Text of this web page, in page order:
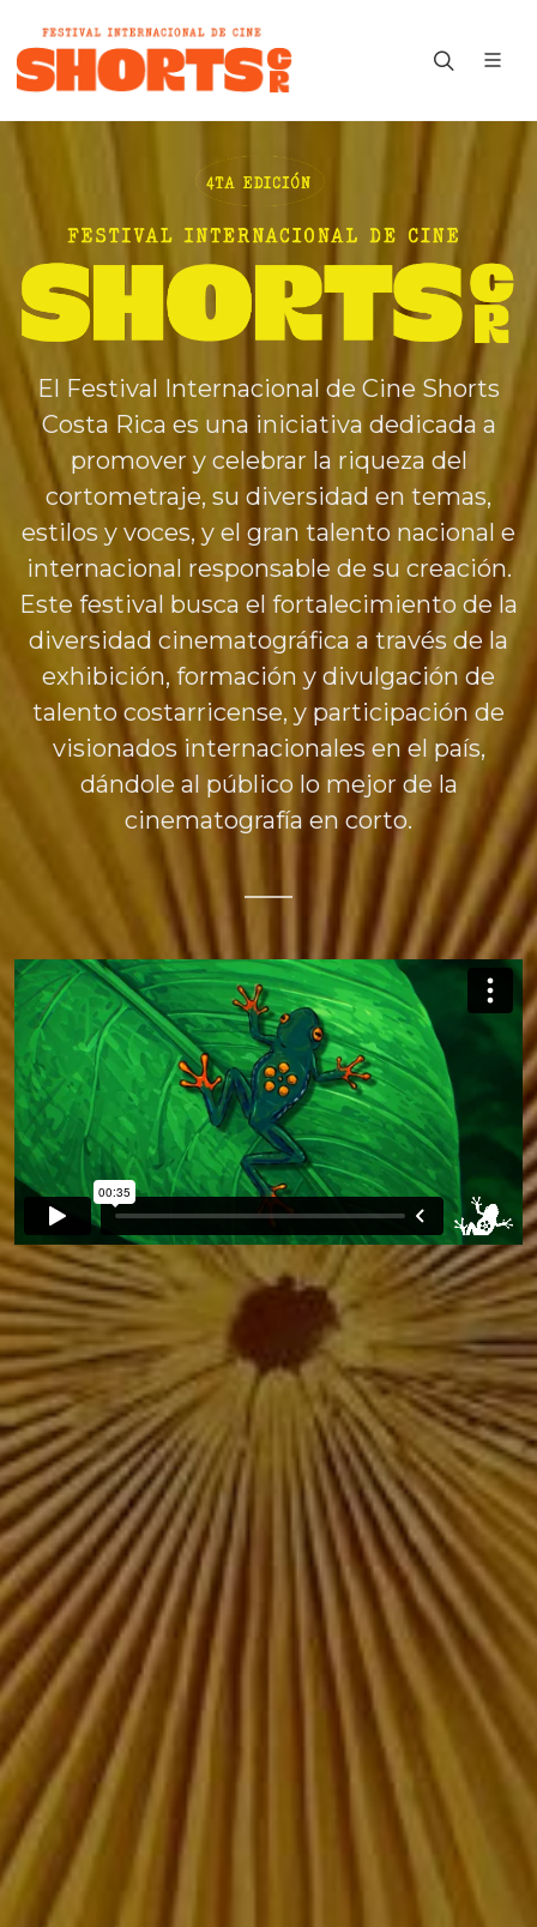
El Festival Internacional de Cine Shorts
Costa Rica es una iniciativa dedicada a
promover y celebrar la riqueza del
cortometraje, su diversidad en temas,
estilos y voces, y el gran talento nacional e
internacional responsable de su creación.
Este festival busca el fortalecimiento de la
diversidad cinematográfica a través de la
exhibición, formación y divulgación de
talento costarricense, y participación de
visionados internacionales en el país,
dándole al público lo mejor de la
cinematografía en corto.